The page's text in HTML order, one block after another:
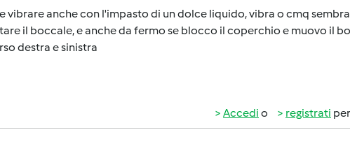
vibrare anche con l'impasto di un dolce liquido, vibra o cmq
il boccale, e anche da fermo se blocco il coperchio e muovo il
destra e sinistra
Accedi o registrati